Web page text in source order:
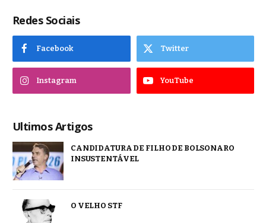
Redes Sociais
Facebook Twitter
Instagram YouTube
Ultimos Artigos
CANDIDATURA DE FILHO DE BOLSONARO
INSUSTENTÁVEL
O VELHO STF